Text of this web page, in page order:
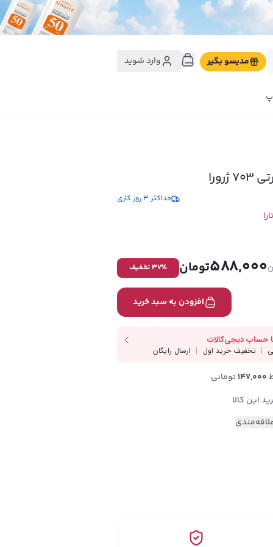
مدیسو بگیر وارد شوید
حداکثر 3 روز کاری
588,000تومان 37٪ تخفیف
افزودن به سبد خرید
147,000 تومانی